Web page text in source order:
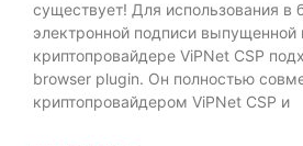
существует! Для использования в
электронной подписи выпущенной
криптопровайдере ViPNet CSP
browser plugin. Он полностью
криптопровайдером ViPNet CSP и